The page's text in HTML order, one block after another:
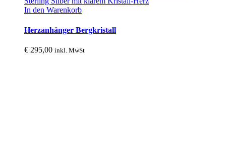
In den Warenkorb
Herzanhänger Bergkristall
€ 295,00 inkl. MwSt